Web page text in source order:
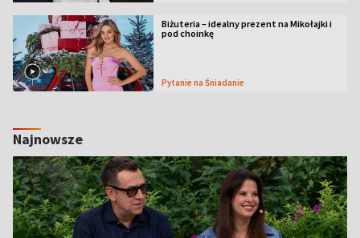
Biżuteria – idealny prezent na Mikołajki i
pod choinkę
Pytanie na Śniadanie
Najnowsze